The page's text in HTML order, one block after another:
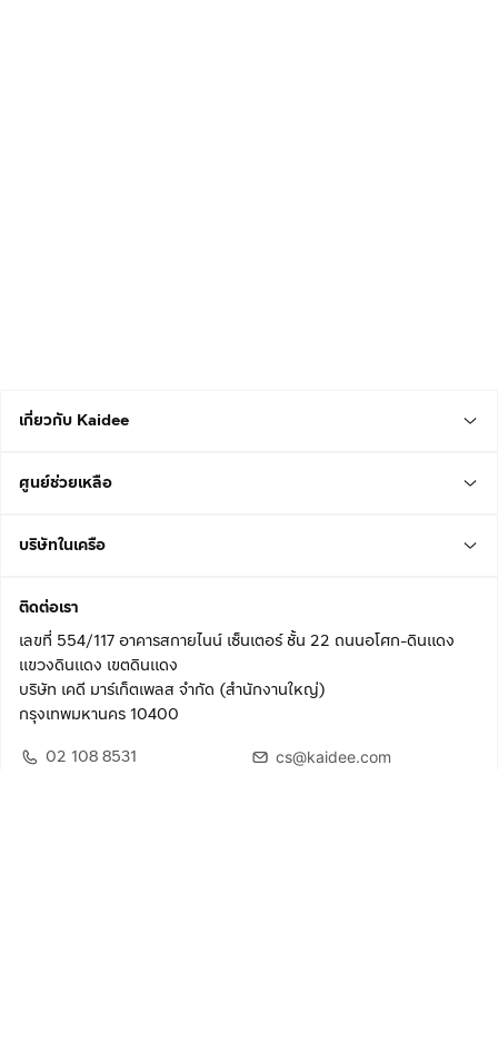
เกี่ยวกับ Kaidee
ศูนย์ช่วยเหลือ
บริษัทในเครือ
ติดต่อเรา
เลขที่ 554/117 อาคารสกายไนน์ เซ็นเตอร์ ชั้น 22 ถนนอโศก-ดินแดง
แขวงดินแดง เขตดินแดง
บริษัท เคดี มาร์เก็ตเพลส จำกัด (สำนักงานใหญ่)
กรุงเทพมหานคร 10400
02 108 8531
cs@kaidee.com